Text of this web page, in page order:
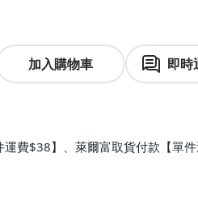
加入購物車 即時
運費$38】、萊爾富取貨付款【單
$130】